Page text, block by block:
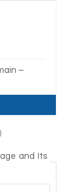
–
and Its